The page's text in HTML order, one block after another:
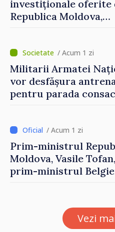
investiționale oferite
Republica Moldova,
Forumul Diasporei
/ Acum 1 zi
Militarii Armatei
vor desfășura
pentru parada
/ Acum 1 zi
Prim-ministrul
Moldova, Vasile
prim-ministrul
al Republicii Moldova.
Vezi